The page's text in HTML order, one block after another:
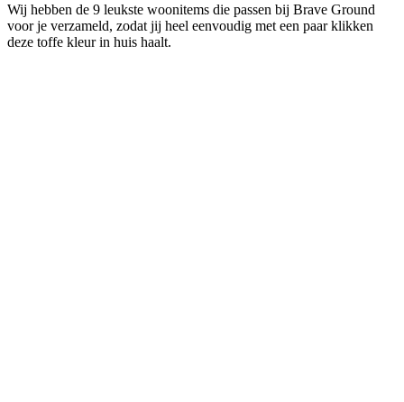
Wij hebben de 9 leukste woonitems die passen bij Brave Ground
voor je verzameld, zodat jij heel eenvoudig met een paar klikken
deze toffe kleur in huis haalt.